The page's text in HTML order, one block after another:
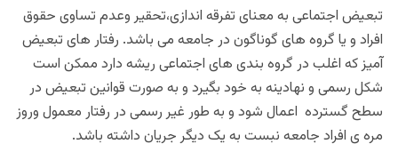
تبعیض اجتماعی به معنای تفرقه اندازی،تحقیر وعدم تساوی حقوق
افراد و یا گروه های گوناگون در جامعه می باشد. رفتار های تبعیض
آمیز که اغلب در گروه بندی های اجتماعی ریشه دارد ممکن است
شکل رسمی و نهادینه به خود بگیرد و به صورت قوانین تبعیض در
سطح گسترده اعمال شود و به طور غیر رسمی در رفتار معمول وروز
مره ی افراد جامعه نبست به یک دیگر جریان داشته باشد.